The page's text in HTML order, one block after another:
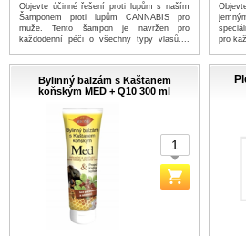
Objevte účinné řešení proti lupům s naším
Šamponem proti lupům CANNABIS pro
muže. Tento šampon je navržen pro
každodenní péči o všechny typy vlasů....
pro
Bylinný balzám s Kaštanem
koňským MED + Q10 300 ml